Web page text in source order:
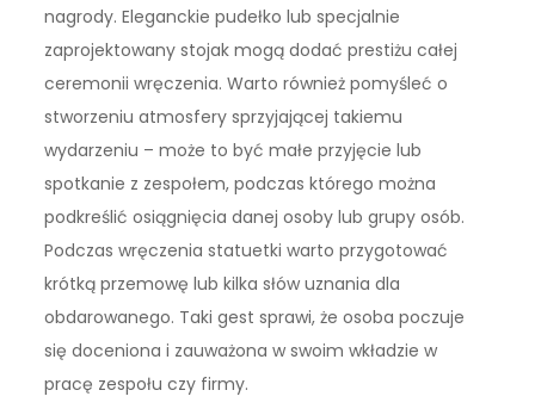
nagrody. Eleganckie pudełko lub specjalnie
zaprojektowany stojak mogą dodać prestiżu całej
ceremonii wręczenia. Warto również pomyśleć o
stworzeniu atmosfery sprzyjającej takiemu
wydarzeniu – może to być małe przyjęcie lub
spotkanie z zespołem, podczas którego można
podkreślić osiągnięcia danej osoby lub grupy osób.
Podczas wręczenia statuetki warto przygotować
krótką przemowę lub kilka słów uznania dla
obdarowanego. Taki gest sprawi, że osoba poczuje
się doceniona i zauważona w swoim wkładzie w
pracę zespołu czy firmy.